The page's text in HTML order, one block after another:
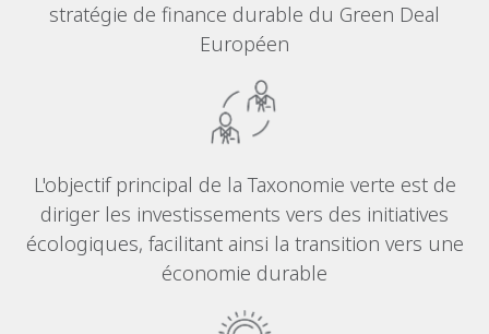
stratégie de finance durable du Green Deal
Européen
L'objectif principal de la Taxonomie verte est de
diriger les investissements vers des initiatives
écologiques, facilitant ainsi la transition vers une
économie durable